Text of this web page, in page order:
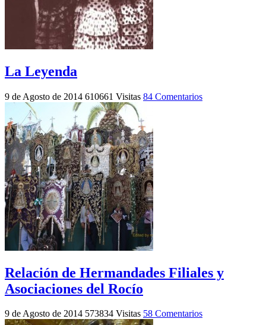
La Leyenda
9 de Agosto de 2014 610661 Visitas 84 Comentarios
Relación de Hermandades Filiales y
Asociaciones del Rocío
9 de Agosto de 2014 573834 Visitas 58 Comentarios